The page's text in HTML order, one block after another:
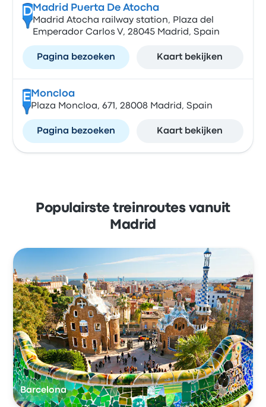
DMadrid Puerta De Atocha
Madrid Atocha railway station, Plaza del
Emperador Carlos V, 28045 Madrid, Spain
Pagina bezoeken Kaart bekijken
E Moncloa
Plaza Moncloa, 671, 28008 Madrid, Spain
Pagina bezoeken Kaart bekijken
Populairste treinroutes vanuit
Madrid
Barcelona